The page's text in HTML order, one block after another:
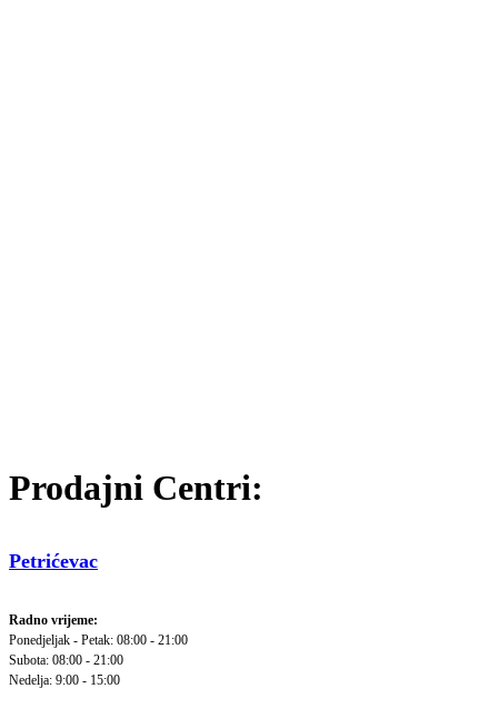
Prodajni Centri:
Petrićevac
Radno vrijeme:
Ponedjeljak - Petak: 08:00 - 21:00
Subota: 08:00 - 21:00
Nedelja: 9:00 - 15:00